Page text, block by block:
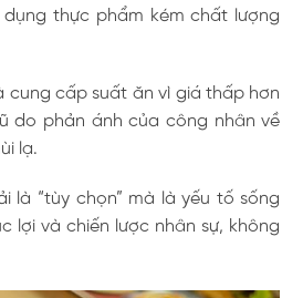
thực phẩm kém chất lượng
cung cấp suất ăn vì giá thấp hơn
do phản ánh của công nhân về
lạ.
là “tùy chọn” mà là yếu tố sống
lợi và chiến lược nhân sự, không